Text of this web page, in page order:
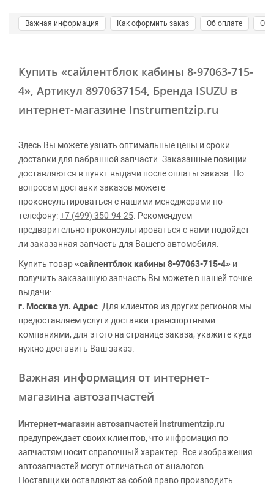
Важная информация Как оформить заказ Об оплате О
Купить «сайлентблок кабины 8-97063-715-
4», Артикул 8970637154, Бренда ISUZU в
интернет-магазине Instrumentzip.ru
Здесь Вы можете узнать оптимальные цены и сроки
доставки для вабранной запчасти. Заказанные позиции
доставляются в пункт выдачи после оплаты заказа. По
вопросам доставки заказов можете
проконсультироваться с нашими менеджерами по
телефону:+7 (499) 350-94-25 . Рекомендуем
предварительно проконсультироваться с нами подойдет
ли заказанная запчасть для Вашего автомобиля.
Купить товар«сайлентблок кабины 8-97063-715-4» и
получить заказанную запчасть Вы можете в нашей точке
выдачи:
г. Москва ул. Адрес . Для клиентов из других регионов мы
предоставляем услуги доставки транспортными
компаниями, для этого на странице заказа, укажите куда
нужно доставить Ваш заказ.
Важная информация от интернет-
магазина автозапчастей
Интернет-магазин автозапчастей Instrumentzip.ru
предупреждает своих клиентов, что инфромация по
запчастям носит справочный характер. Все изображения
автозапчастей могут отличаться от аналогов.
Поставщики оставляют за собой право производить